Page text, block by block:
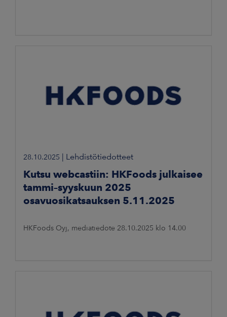
28.10.2025 Lehdistötiedotteet
Kutsu webcastiin: HKFoods julkaisee
tammi–syyskuun 2025
osavuosikatsauksen 5.11.2025
HKFoods Oyj, mediatiedote 28.10.2025 klo 14.00